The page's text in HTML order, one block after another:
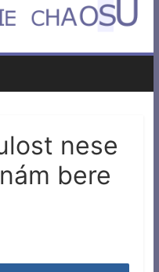
nese
bere